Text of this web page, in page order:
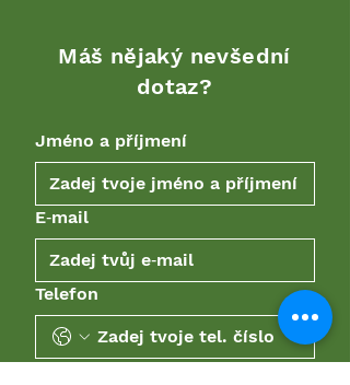
Máš nějaký nevšední
dotaz?
Jméno a příjmení
E‑mail
Telefon